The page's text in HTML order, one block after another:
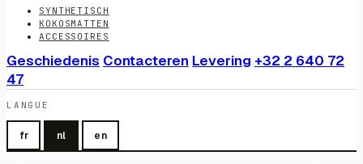
SYNTHETISCH
KOKOSMATTEN
ACCESSOIRES
Geschiedenis Contacteren Levering +32 2 640 72
47
LANGUE
fr nl en